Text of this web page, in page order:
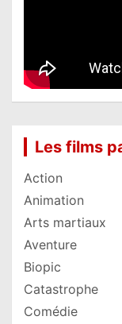
Les films
Action
Animation
Arts martiaux
Aventure
Biopic
Catastrophe
Comédie